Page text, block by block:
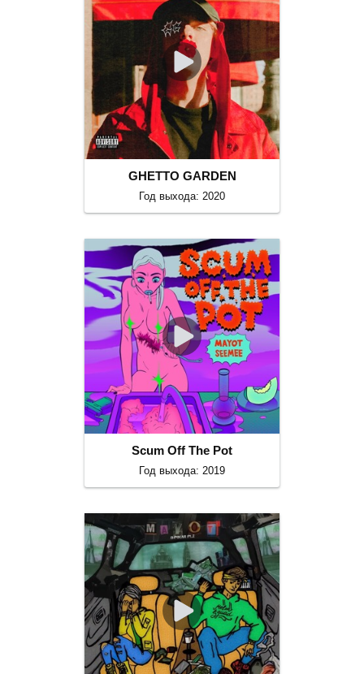
GHETTO GARDEN
Год выхода: 2020
Scum Off The Pot
Год выхода: 2019